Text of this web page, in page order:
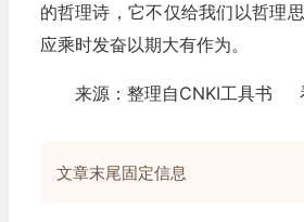
的哲理诗，它不仅给我们以哲理
应乘时发奋以期大有作为。
来源：整理自CNKI工具书
文章末尾固定信息